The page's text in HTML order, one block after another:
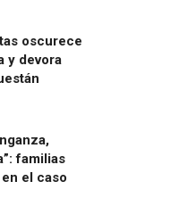
oscurece
y devora
familias
el caso